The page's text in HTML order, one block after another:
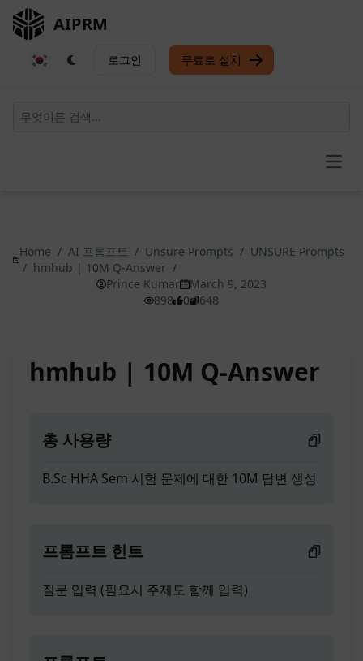
AIPRM
로그인 무료로 설치
Home / AI 프롬프트 / Unsure Prompts / UNSURE Prompts
/ hmhub | 10M Q-Answer /
Prince Kumar
March 9, 2023
898
0 648
hmhub | 10M Q-Answer
총 사용량
B.Sc HHA Sem 시험 문제에 대한 10M 답변 생성
프롬프트 힌트
질문 입력 (필요시 주제도 함께 입력)